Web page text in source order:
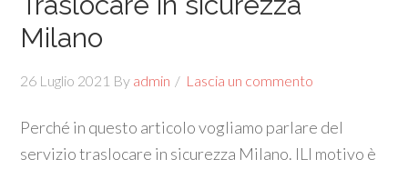
Milano
26 Luglio 2021 By admin Lascia un commento
Perché in questo articolo vogliamo parlare del
servizio traslocare in sicurezza Milano. ILl motivo è